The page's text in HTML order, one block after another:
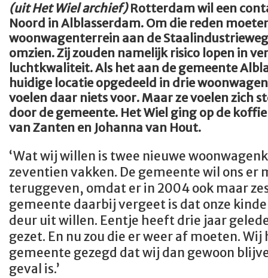
(uit Het Wiel archief)Rotterdam wil een
Noord in Alblasserdam. Om die reden
woonwagenterrein aan de
omzien. Zij zouden namelijk risico lopen in
luchtkwaliteit. Als het aan de gemeente
huidige locatie opgedeeld in drie
voelen daar niets voor. Maar ze voelen zich
door de gemeente. Het Wiel ging op de koffie
van Zanten en Johanna van Hout.
‘Wat wij willen is twee nieuwe
zeventien vakken. De gemeente wil ons er
teruggeven, omdat er in 2004 ook maar
gemeente daarbij vergeet is dat onze
deur uit willen. Eentje heeft drie jaar
gezet. En nu zou die er weer af moeten.
gemeente gezegd dat wij dan gewoon
geval is.’